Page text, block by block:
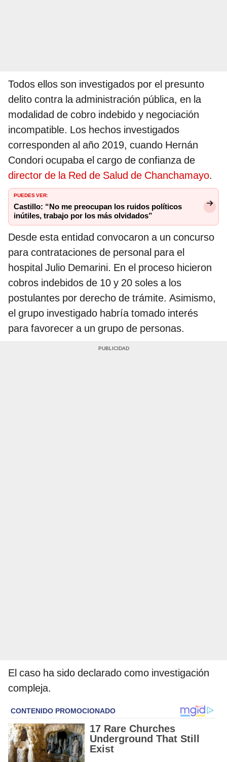
Todos ellos son investigados por el presunto
delito contra la administración pública, en la
modalidad de cobro indebido y negociación
incompatible. Los hechos investigados
corresponden al año 2019, cuando Hernán
Condori ocupaba el cargo de confianza de
director de la Red de Salud de Chanchamayo.
PUEDES VER:
Castillo: “No me preocupan los ruidos políticos
inútiles, trabajo por los más olvidados”
Desde esta entidad convocaron a un concurso
para contrataciones de personal para el
hospital Julio Demarini. En el proceso hicieron
cobros indebidos de 10 y 20 soles a los
postulantes por derecho de trámite. Asimismo,
el grupo investigado habría tomado interés
para favorecer a un grupo de personas.
El caso ha sido declarado como investigación
compleja.